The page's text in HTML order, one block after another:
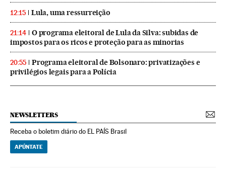
12:15 Lula, uma ressurreição
21:14
O programa eleitoral de Lula da Silva: subidas de
impostos para os ricos e proteção para as minorias
20:55
Programa eleitoral de Bolsonaro: privatizações e
privilégios legais para a Polícia
NEWSLETTERS
Receba o boletim diário do EL PAÍS Brasil
APÚNTATE